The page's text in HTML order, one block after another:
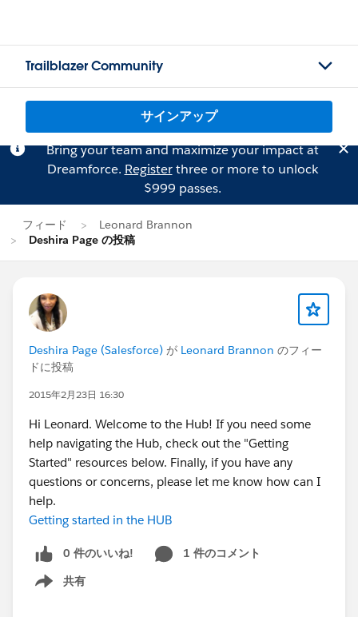
Trailblazer Community
サインアップ
Bring your team and maximize your impact at
Dreamforce. Registerthree or more to unlock
$999 passes.
フィード
Leonard Brannon
Deshira Page の投稿
Deshira Page (Salesforce) が Leonard Brannon のフィー
ドに投稿
2015年2月23日 16:30
Hi Leonard. Welcome to the Hub! If you need some
help navigating the Hub, check out the "Getting
Started" resources below. Finally, if you have any
questions or concerns, please let me know how can I
help.
Getting started in the HUB
0 件のいいね!
1 件のコメント
共有
Show menu